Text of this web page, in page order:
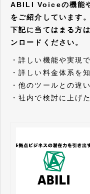
ABILI Voiceの機能
をご紹介しています。
下記に当てはまる方
ンロードください。
・詳しい機能や実現
・詳しい料金体系を
・他のツールとの違
・社内で検討に上げ